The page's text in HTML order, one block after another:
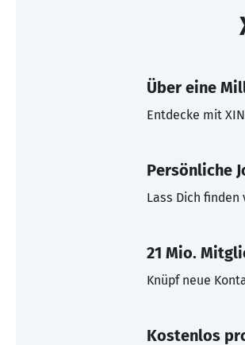
Über eine
Entdecke mit
Persönliche
Lass Dich finden
21 Mio.
Knüpf neue
Kostenlos